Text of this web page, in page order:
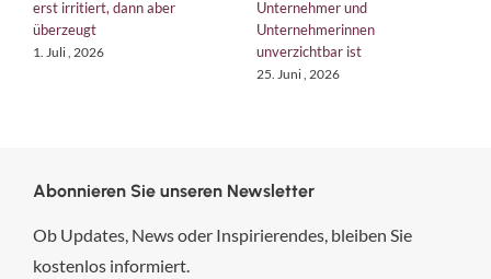
bringt die EU Unternehmen auf
Management System
verlorenen Autoschlüssel
tun?
6. August , 2026
Abonnieren Sie unseren Newsletter
Ob Updates, News oder Inspirierendes, bleiben Sie
kostenlos informiert.